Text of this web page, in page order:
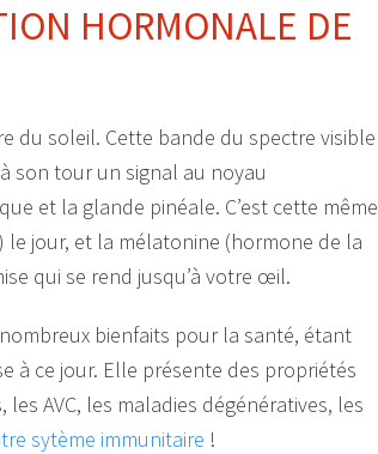
HORMONALE DE
du soleil. Cette bande du spectre visible
son tour un signal au noyau
et la glande pinéale. C’est cette même
jour, et la mélatonine (hormone de la
qui se rend jusqu’à votre œil.
bienfaits pour la santé, étant
à ce jour. Elle présente des propriétés
AVC, les maladies dégénératives, les
sytème immunitaire !